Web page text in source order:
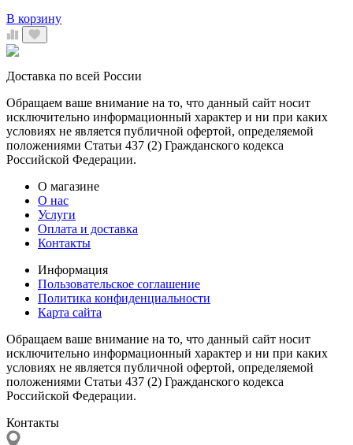
В корзину
Доставка по всей России
Обращаем ваше внимание на то, что данный сайт носит
исключительно информационный характер и ни при каких
условиях не является публичной офертой, определяемой
положениями Статьи 437 (2) Гражданского кодекса
Российской Федерации.
О магазине
О нас
Услуги
Оплата и доставка
Контакты
Информация
Пользовательское соглашение
Политика конфиденциальности
Карта сайта
Обращаем ваше внимание на то, что данный сайт носит
исключительно информационный характер и ни при каких
условиях не является публичной офертой, определяемой
положениями Статьи 437 (2) Гражданского кодекса
Российской Федерации.
Контакты